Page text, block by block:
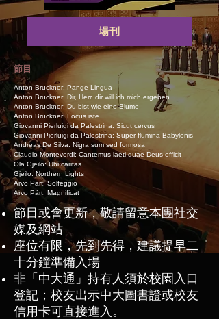
場刊
節目
Anton Bruckner: Pange Lingua
Anton Bruckner: Dir, Herr, dir will ich mich ergeben
Anton Bruckner: Du bist wie eine Blume
Anton Bruckner: Locus iste
Giovanni Pierluigi da Palestrina: Sicut cervus
Giovanni Pierluigi da Palestrina: Super flumina Babylonis
Andreas De Silva: Nigra sum sed formosa
Claudio Monteverdi: Cantemus laeti quae Deus efficit
Ola Gjeilo: Ubi caritas
Gjeilo: Northern Lights
Arvo Pärt: Solfeggio
Arvo Pärt: Magnificat
節目或會更新，敬請留意本團社交
媒及網站
座位有限，先到先得，建議提早二
十分鐘準備入場
非「中大通」持有人須於校園入口
登記；校友出示中大圖書證或校友
信用卡可直接進入。